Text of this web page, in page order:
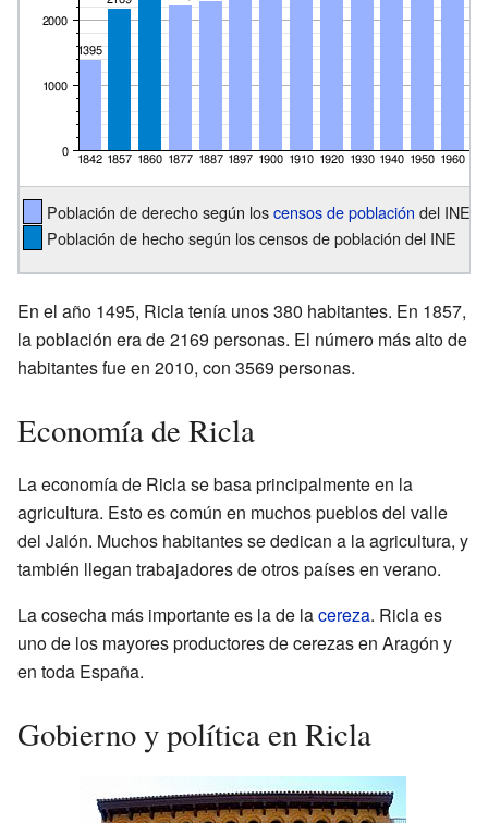
Población de derecho según loscensos de población del INE
Población de hecho según los censos de población del INE
En el año 1495, Ricla tenía unos 380 habitantes. En 1857,
la población era de 2169 personas. El número más alto de
habitantes fue en 2010, con 3569 personas.
Economía de Ricla
La economía de Ricla se basa principalmente en la
agricultura. Esto es común en muchos pueblos del valle
del Jalón. Muchos habitantes se dedican a la agricultura, y
también llegan trabajadores de otros países en verano.
La cosecha más importante es la de lacereza. Ricla es
uno de los mayores productores de cerezas en Aragón y
en toda España.
Gobierno y política en Ricla